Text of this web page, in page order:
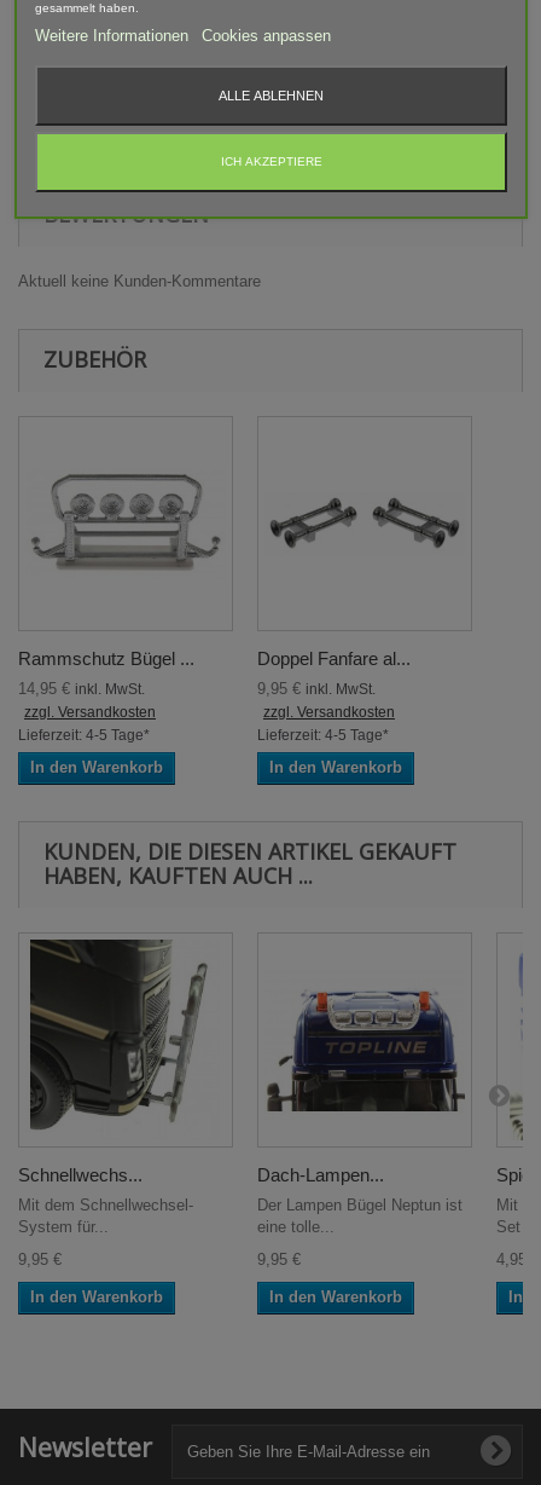
Warnhinweis
geeignet! Erstickungsgefahr Aufgrund verschluckbarer und
spitzer Kleinteile.
BEWERTUNGEN
Aktuell keine Kunden-Kommentare
ZUBEHÖR
Rammschutz Bügel ...
14,95 € inkl. MwSt.
zzgl. Versandkosten
Lieferzeit: 4-5 Tage*
In den Warenkorb
Doppel Fanfare al...
9,95 € inkl. MwSt.
zzgl. Versandkosten
Lieferzeit: 4-5 Tage*
In den Warenkorb
KUNDEN, DIE DIESEN ARTIKEL GEKAUFT
HABEN, KAUFTEN AUCH ...
Schnellwechs...
Mit dem Schnellwechsel-
System für...
9,95 €
In den Warenkorb
Dach-Lampen...
Der Lampen Bügel Neptun ist
eine tolle...
9,95 €
In den Warenkorb
Mit
Set
4,95 €
In
Newsletter
gesammelt haben.
Weitere Informationen Cookies anpassen
ALLE ABLEHNEN
ICH AKZEPTIERE